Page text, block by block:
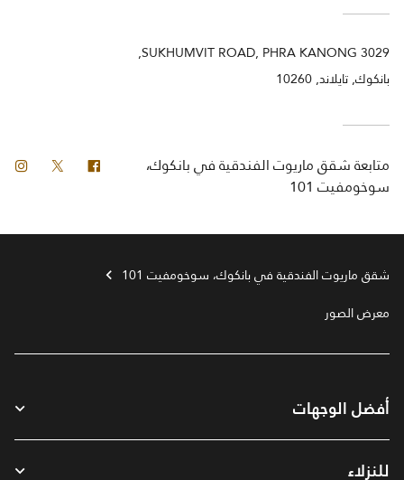
3029 SUKHUMVIT ROAD, PHRA KANONG,
بانكوك, تايلاند, 10260
متابعةشقق ماريوت الفندقية في بانكوك،
سوخومفيت 101
فيس بوكتويتر
شقق ماريوت الفندقية في بانكوك، سوخومفيت 101
معرض الصور
أفضل الوجهات
للنزلاء